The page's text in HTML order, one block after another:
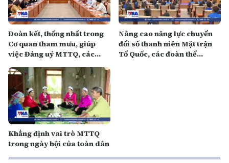
Đoàn kết, thống nhất trong
Cơ quan tham mưu, giúp
việc Đảng uỷ MTTQ, các
Nâng cao năng lực chuyển
đổi số thanh niên Mặt trận
Tổ Quốc, các đoàn thể
Khẳng định vai trò MTTQ
trong ngày hội của toàn dân